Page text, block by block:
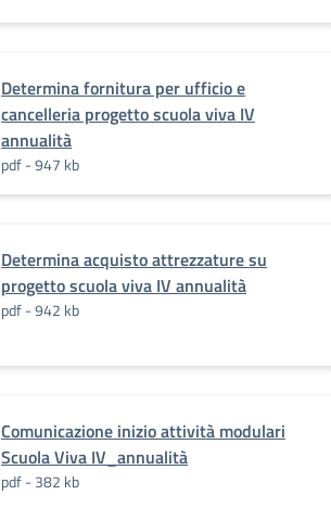
Determina fornitura per ufficio e
cancelleria progetto scuola viva IV
annualità
pdf - 947 kb
Determina acquisto attrezzature su
progetto scuola viva IV annualità
pdf - 942 kb
Comunicazione inizio attività modulari
Scuola Viva IV_annualità
pdf - 382 kb